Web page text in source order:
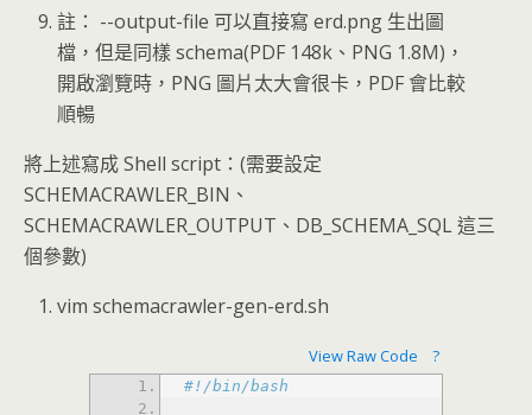
註： --output-file 可以直接寫 erd.png 生出圖
檔，但是同樣 schema(PDF 148k、PNG 1.8M)，
開啟瀏覽時，PNG 圖片太大會很卡，PDF 會比較
順暢
將上述寫成 Shell script：(需要設定
SCHEMACRAWLER_BIN、
SCHEMACRAWLER_OUTPUT、DB_SCHEMA_SQL 這三
個參數)
vim schemacrawler-gen-erd.sh
View Raw Code ?
#!/bin/bash